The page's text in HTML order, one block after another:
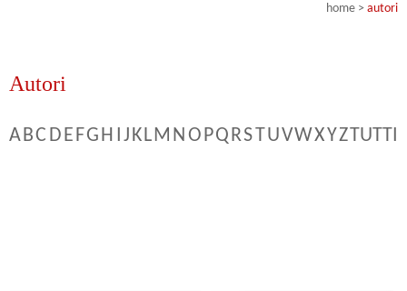
home > autori
Autori
ABC DEFGH IJKLM NOPQRSTUVWXYZTUTTI